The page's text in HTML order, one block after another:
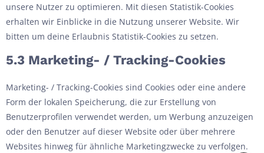
unsere Nutzer zu optimieren. Mit diesen Statistik-Cookies
erhalten wir Einblicke in die Nutzung unserer Website. Wir
bitten um deine Erlaubnis Statistik-Cookies zu setzen.
5.3 Marketing- / Tracking-Cookies
Marketing- / Tracking-Cookies sind Cookies oder eine andere
Form der lokalen Speicherung, die zur Erstellung von
Benutzerprofilen verwendet werden, um Werbung anzuzeigen
oder den Benutzer auf dieser Website oder über mehrere
Websites hinweg für ähnliche Marketingzwecke zu verfolgen.